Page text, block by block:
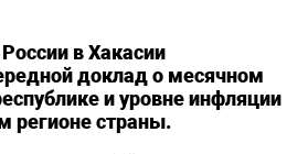
в Хакасии
доклад о месячном
и уровне инфляции
регионе страны.